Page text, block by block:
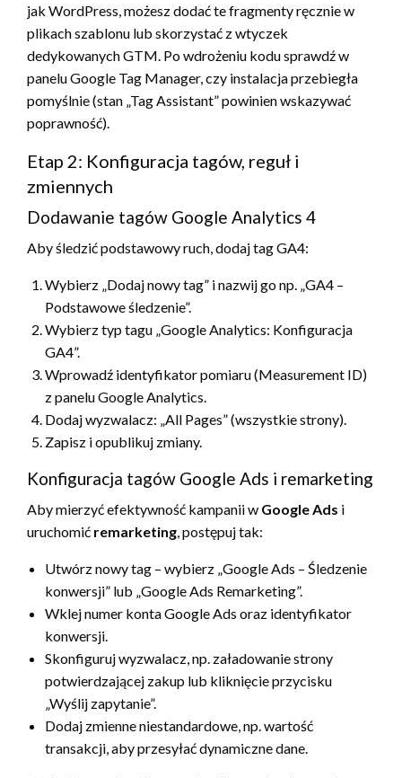
jak WordPress, możesz dodać te fragmenty ręcznie w
plikach szablonu lub skorzystać z wtyczek
dedykowanych GTM. Po wdrożeniu kodu sprawdź w
panelu Google Tag Manager, czy instalacja przebiegła
pomyślnie (stan „Tag Assistant” powinien wskazywać
poprawność).
Etap 2: Konfiguracja tagów, reguł i
zmiennych
Dodawanie tagów Google Analytics 4
Aby śledzić podstawowy ruch, dodaj tag GA4:
Wybierz „Dodaj nowy tag” i nazwij go np. „GA4 –
Podstawowe śledzenie”.
Wybierz typ tagu „Google Analytics: Konfiguracja
GA4”.
Wprowadź identyfikator pomiaru (Measurement ID)
z panelu Google Analytics.
Dodaj wyzwalacz: „All Pages” (wszystkie strony).
Zapisz i opublikuj zmiany.
Konfiguracja tagów Google Ads i remarketing
Aby mierzyć efektywność kampanii w Google Ads i
uruchomić remarketing, postępuj tak:
Utwórz nowy tag – wybierz „Google Ads – Śledzenie
konwersji” lub „Google Ads Remarketing”.
Wklej numer konta Google Ads oraz identyfikator
konwersji.
Skonfiguruj wyzwalacz, np. załadowanie strony
potwierdzającej zakup lub kliknięcie przycisku
„Wyślij zapytanie”.
Dodaj zmienne niestandardowe, np. wartość
transakcji, aby przesyłać dynamiczne dane.